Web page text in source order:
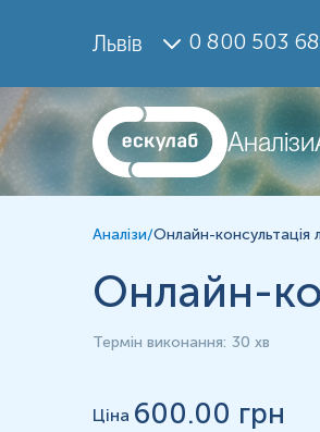
Львів 0 800 503
Аналізи
Консультація лікаря
Матеріал
Інше
*Одиниці вимірювання, референтні
Аналізи/Онлайн-консультація
Онлайн-
Термін виконання: 30 хв
Ціна 600.00 грн